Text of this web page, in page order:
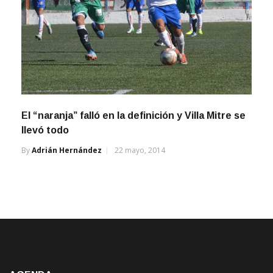
El “naranja” falló en la definición y Villa Mitre se
llevó todo
ByAdrián Hernández 22 mayo, 2014